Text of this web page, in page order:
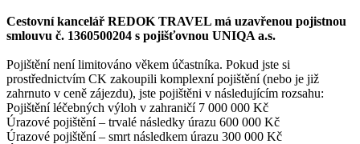
Cestovní kancelář REDOK TRAVEL má uzavřenou pojistnou
smlouvu č. 1360500204 s pojišťovnou UNIQA a.s.
Pojištění není limitováno věkem účastníka. Pokud jste si
prostřednictvím CK zakoupili komplexní pojištění (nebo je již
zahrnuto v ceně zájezdu), jste pojištěni v následujícím rozsahu:
Pojištění léčebných výloh v zahraničí 7 000 000 Kč
Úrazové pojištění – trvalé následky úrazu 600 000 Kč
Úrazové pojištění – smrt následkem úrazu 300 000 Kč